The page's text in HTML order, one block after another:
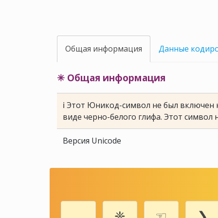
Общая информация Данные
✳ Общая информация
ℹ Этот Юникод-символ не был включен
виде черно-белого глифа. Этот
Версия Unicode